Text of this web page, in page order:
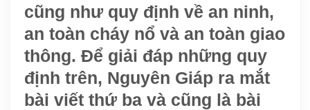
cũng như quy định về an ninh,
an toàn cháy nổ và an toàn giao
thông. Để giải đáp những quy
định trên, Nguyên Giáp ra mắt
bài viết thứ ba và cũng là bài